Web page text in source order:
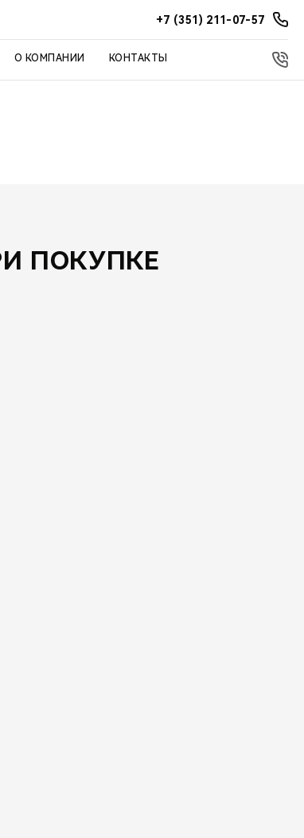
+7 (351) 211-07-57
О КОМПАНИИ КОНТАКТЫ
ПОКУПКЕ